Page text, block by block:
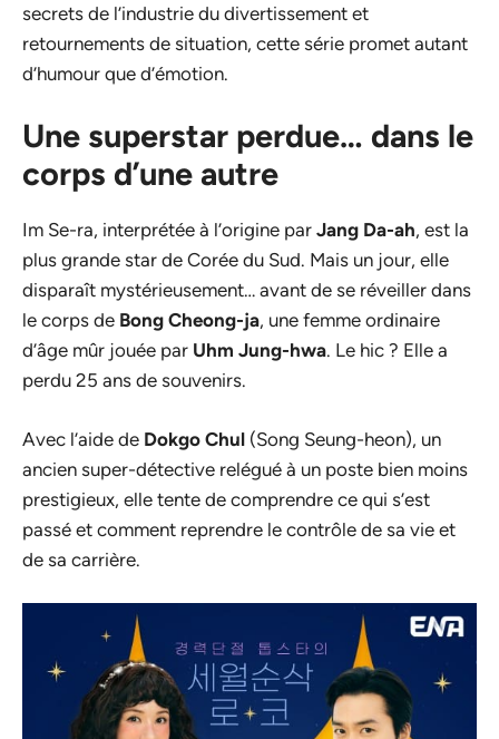
secrets de l’industrie du divertissement et
retournements de situation, cette série promet autant
d’humour que d’émotion.
Une superstar perdue… dans le
corps d’une autre
Im Se-ra, interprétée à l’origine par Jang Da-ah, est la
plus grande star de Corée du Sud. Mais un jour, elle
disparaît mystérieusement… avant de se réveiller dans
le corps de Bong Cheong-ja, une femme ordinaire
d’âge mûr jouée par Uhm Jung-hwa. Le hic ? Elle a
perdu 25 ans de souvenirs.
Avec l’aide de Dokgo Chul (Song Seung-heon), un
ancien super-détective relégué à un poste bien moins
prestigieux, elle tente de comprendre ce qui s’est
passé et comment reprendre le contrôle de sa vie et
de sa carrière.